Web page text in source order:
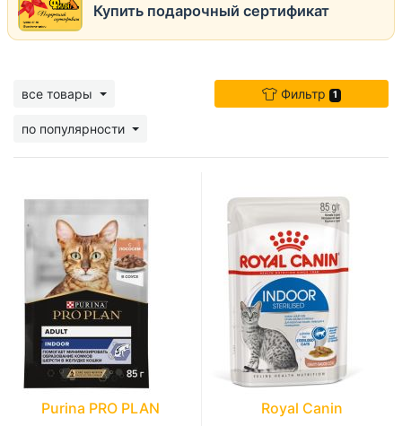
Купить подарочный сертификат
все товары
по популярности
Фильтр 1
Purina PRO PLAN Royal Canin